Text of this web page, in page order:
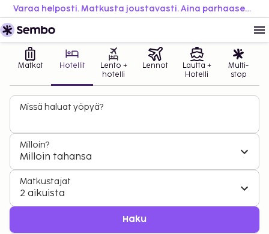
Varaa helposti. Matkusta joustavasti. Aina parhaaseen hintaan.
Matkat Hotellit
Lento +
hotelli
Lennot
Lautta +
Hotelli
Multi-
stop
Missä haluat yöpyä?
Milloin?
Milloin tahansa
Matkustajat
2 aikuista
Haku